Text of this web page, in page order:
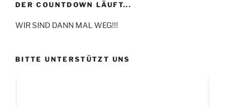
DER COUNTDOWN LÄUFT...
WIR SIND DANN MAL WEG!!!
BITTE UNTERSTÜTZT UNS